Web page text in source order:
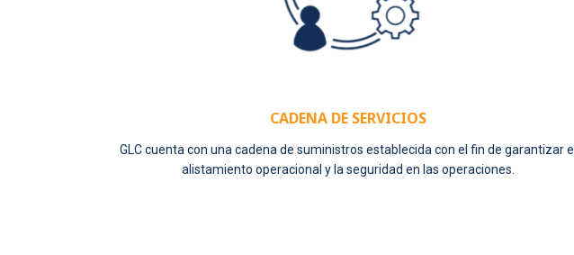
CADENA DE SERVICIOS
GLC cuenta con una cadena de suministros establecida con el fin de garantizar el
alistamiento operacional y la seguridad en las operaciones.